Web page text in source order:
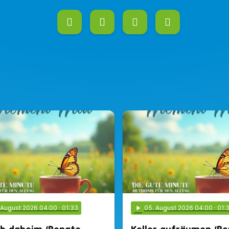
August 2026 04:00 · 01:33 play_arrow 05. August 2026 04:00 ·